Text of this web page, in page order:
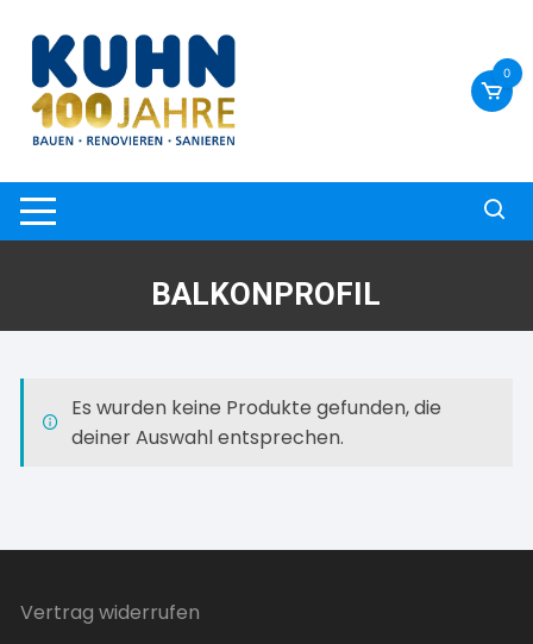
Inhalt
springen
0
BALKONPROFIL
Es wurden keine Produkte gefunden, die
deiner Auswahl entsprechen.
Vertrag widerrufen